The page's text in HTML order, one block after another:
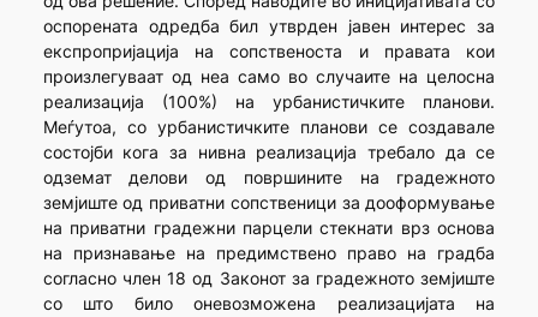
оспорената одредба бил утврден јавен интерес за
експропријација на сопственоста и правата кои
произлегуваат од неа само во случаите на целосна
реализација (100%) на урбанистичките планови.
Меѓутоа, со урбанистичките планови се создавале
состојби кога за нивна реализација требало да се
одземат делови од површините на градежното
земјиште од приватни сопственици за дооформување
на приватни градежни парцели стекнати врз основа
на признавање на предимствено право на градба
согласно член 18 од Законот за градежното земјиште
со што било оневозможена реализацијата на